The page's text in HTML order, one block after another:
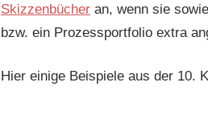
Skizzenbücher an, wenn sie
bzw. ein Prozessportfolio extra
Hier einige Beispiele aus der 10.